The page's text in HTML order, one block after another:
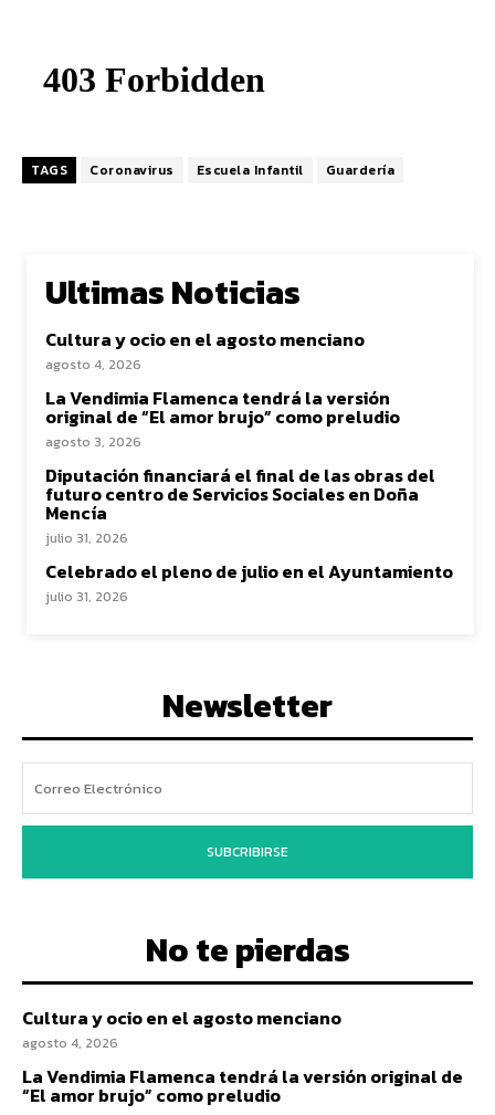
TAGS Coronavirus Escuela Infantil Guardería
Ultimas Noticias
Cultura y ocio en el agosto menciano
agosto 4, 2026
La Vendimia Flamenca tendrá la versión
original de “El amor brujo” como preludio
agosto 3, 2026
Diputación financiará el final de las obras del
futuro centro de Servicios Sociales en Doña
Mencía
julio 31, 2026
Celebrado el pleno de julio en el Ayuntamiento
julio 31, 2026
Newsletter
SUBCRIBIRSE
No te pierdas
Cultura y ocio en el agosto menciano
agosto 4, 2026
La Vendimia Flamenca tendrá la versión original de
“El amor brujo” como preludio